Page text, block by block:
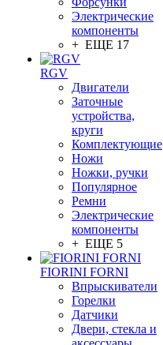
Электрические
компоненты
+ ЕЩЕ 17
RGV
Двигатели
Заточные
устройства,
круги
Комплектующие
Ножи
Ножки, ручки
Популярное
Ремни
Электрические
компоненты
+ ЕЩЕ 5
FIORINI FORNI
Впрыскиватели
Горелки
Датчики
Двери, стекла и